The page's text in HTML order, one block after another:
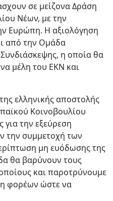
σε μείζονα Δράση
Νέων, με την
Ευρώπη. Η αξιολόγηση
από την Ομάδα
η οποία θα
μέλη του ΕΚΝ και
ελληνικής αποστολής
Κοινοβουλίου
για την εξεύρεση
την συμμετοχή των
μη ευόδωσης της
θα βαρύνουν τους
και παροτρύνουμε
φορέων ώστε να